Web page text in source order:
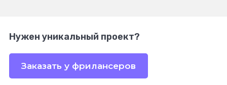
Нужен уникальный проект?
Заказать у фрилансеров